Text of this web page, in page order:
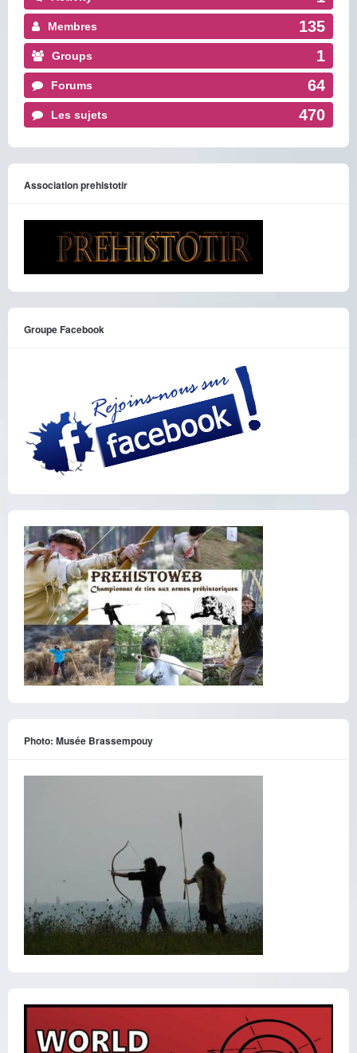
Membres 135
Groups 1
Forums 64
Les sujets 470
Association prehistotir
Groupe Facebook
Photo: Musée Brassempouy